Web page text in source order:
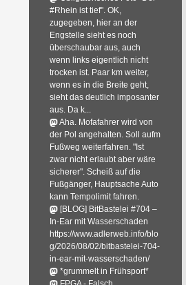
#Rhein ist tief". OK,
zugegeben, hier an der
Engstelle sieht es noch
überschaubar aus, auch
wenn links eigentlich nicht
trocken ist. Paar km weiter,
wenn es in die Breite geht,
sieht das deutlich imposanter
aus. Da k...
Aha. Mofafahrer wird von
der Pol angehalten. Soll aufm
Fußweg weiterfahren. "Ist
zwar nicht erlaubt aber wäre
sicherer". Scheiß auf die
Fußgänger, Hauptsache Auto
kann Tempolimit fahren.
[BLOG] BitBastelei #704 –
In-Ear mit Wasserschaden
https://www.adlerweb.info/blo
g/2026/08/02/bitbastelei-704-
in-ear-mit-wasserschaden/
*grummelt in Frühsport*